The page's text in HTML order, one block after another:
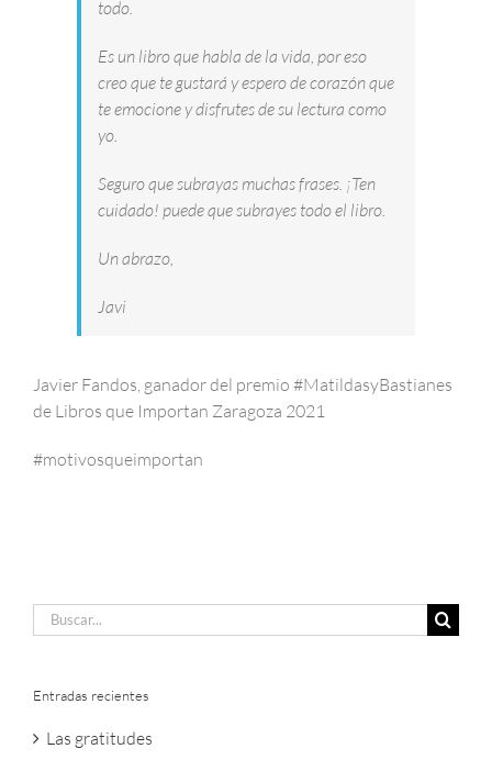
todo.
Es un libro que habla de la vida, por eso
creo que te gustará y espero de corazón que
te emocione y disfrutes de su lectura como
yo.
Seguro que subrayas muchas frases. ¡Ten
cuidado! puede que subrayes todo el libro.
Un abrazo,
Javi
Javier Fandos, ganador del premio #MatildasyBastianes
de Libros que Importan Zaragoza 2021
#motivosqueimportan
Buscar:
Entradas recientes
Las gratitudes